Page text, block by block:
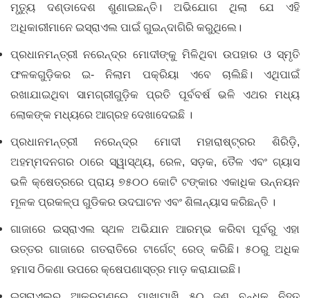
ମୃତ୍ୟୁ ଦଣ୍ଡାଦେଶ ଶୁଣାଇଛନ୍ତି। ଅଭିଯୋଗ ଥିଲା ଯେ ଏହି
ଅଧିକାରୀମାନେ ଇସ୍ରାଏଲ ପାଇଁ ଗୁଇନ୍ଦାଗିରି କରୁଥିଲେ।
ପ୍ରଧାନମନ୍ତ୍ରୀ ନରେନ୍ଦ୍ର ମୋଦୀଙ୍କୁ ମିଳିଥିବା ଉପହାର ଓ ସ୍ମୃତି
ଫଳକଗୁଡ଼ିକର ଇ- ନିଲାମ ପକ୍ରିୟା ଏବେ ଚାଲିଛି। ଏଥିପାଇଁ
ରଖାଯାଇଥିବା ସାମଗ୍ରୀଗୁଡ଼ିକ ପ୍ରତି ପୂର୍ବବର୍ଷ ଭଳି ଏଥର ମଧ୍ୟ
ଲୋକଙ୍କ ମଧ୍ୟରେ ଆଗ୍ରହ ଦେଖାଦେଇଛି ।
ପ୍ରଧାନମନ୍ତ୍ରୀ ନରେନ୍ଦ୍ର ମୋଦୀ ମହାରାଷ୍ଟ୍ରର ଶିରିଡ଼ି,
ଅହମ୍ମଦନଗର ଠାରେ ସ୍ୱାସ୍ଥ୍ୟ, ରେଳ, ସଡ଼କ, ତୈଳ ଏବଂ ଗ୍ୟାସ
ଭଳି କ୍ଷେତ୍ରରେ ପ୍ରାୟ ୭୫୦୦ କୋଟି ଟଙ୍କାର ଏକାଧିକ ଉନ୍ନୟନ
ମୂଳକ ପ୍ରକଳ୍ପ ଗୁଡିକର ଉଦଘାଟନ ଏବଂ ଶିଳାନ୍ୟାସ କରିଛନ୍ତି ।
ଗାଜାରେ ଇସ୍ରାଏଲ ସ୍ଥଳ ଅଭିଯାନ ଆରମ୍ଭ କରିବା ପୂର୍ବରୁ ଏହା
ଉତ୍ତର ଗାଜାରେ ଗତରାତିରେ ଟାର୍ଗେଟ୍‌ ରେଡ୍‌ କରିଛି। ୫୦ରୁ ଅଧିକ
ହମାସ ଠିକଣା ଉପରେ କ୍ଷେପଣାସ୍ତ୍ର ମାଡ଼ କରାଯାଇଛି।